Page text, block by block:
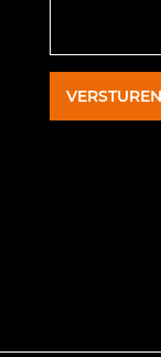
VERSTUREN